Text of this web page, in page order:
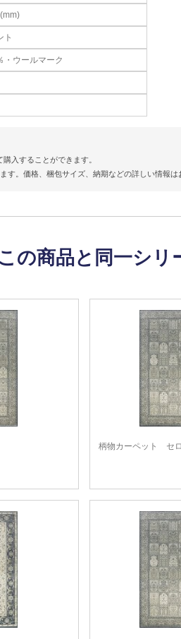
ト
・ウールマーク
入することができます。
す。価格、梱包サイズ、納期などの詳しい情報
この商品と同一シ
柄物カーペット